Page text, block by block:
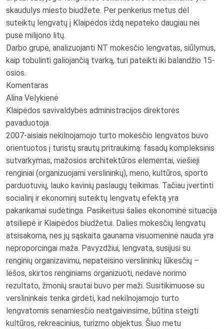
skaudulys miesto biudžete. Per penkerius metus dėl
suteiktų lengvatų į Klaipėdos iždą nepateko daugiau nei
pusė milijono litų.
Darbo grupė, analizuojanti NT mokesčio lengvatas, siūlymus,
kaip tobulinti galiojančią tvarką, turi pateikti iki balandžio 15-
osios.
Komentaras
Alina Velykienė
Klaipėdos savivaldybės administracijos direktorės
pavaduotoja
2007-aisiais nekilnojamojo turto mokesčio lengvatos buvo
orientuotos į turistų srautų pritraukimą: fasadų kompleksinis
sutvarkymas, mažosios architektūros elementai, viešieji
renginiai (organizuojami verslininkų), meno, kultūros, sporto
parduotuvių, lauko kavinių paslaugų teikimas. Tačiau įvertinti
socialinį ir ekonominį suteiktų lengvatų efektą yra
pakankamai sudėtinga. Pasikeitusi šalies ekonominė situacija
atsiliepė ir Klaipėdos biudžetui. Dalies mokesčių lengvatų
atsisakoma, nes jų sąskaita gaunama visuomeninė nauda yra
neproporcingai maža. Pavyzdžiui, lengvata, susijusi su
renginių organizavimu, nepateisino verslininkų lūkesčių –
lėšos, skirtos renginiams organizuoti, nedavė norimo
rezultato, žmonių srautai buvo per maži. Susitikimuose su
verslininkais tenka girdėti, kad nekilnojamojo turto
lengvatomis senamiesčio neatgaivinsime, būtina steigti
kultūros, rekreacinius, turizmo objektus. Šiuo metu